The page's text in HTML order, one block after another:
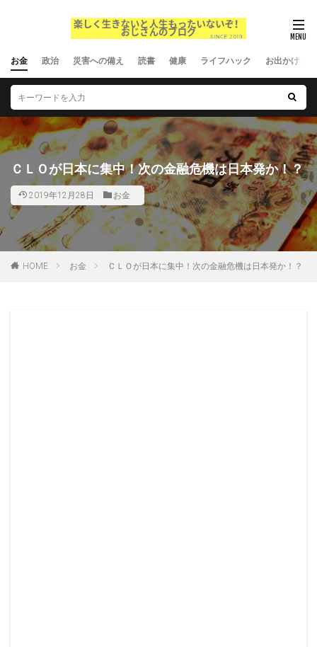
お金 政治 災害への備え 読書 健康 ライフハック お出かけ
ＣＬＯが日本に集中！次の金融危機は日本発か！？
2019年12月28日 お金
HOME お金 ＣＬＯが日本に集中！次の金融危機は日本発か！？